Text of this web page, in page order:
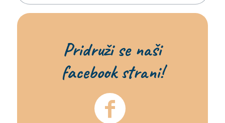
Pridruži se naši
facebook strani!